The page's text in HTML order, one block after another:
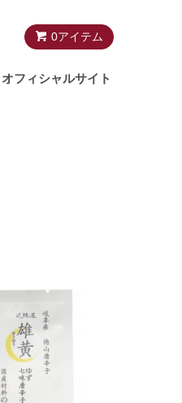
0アイテム
オフィシャルサイト